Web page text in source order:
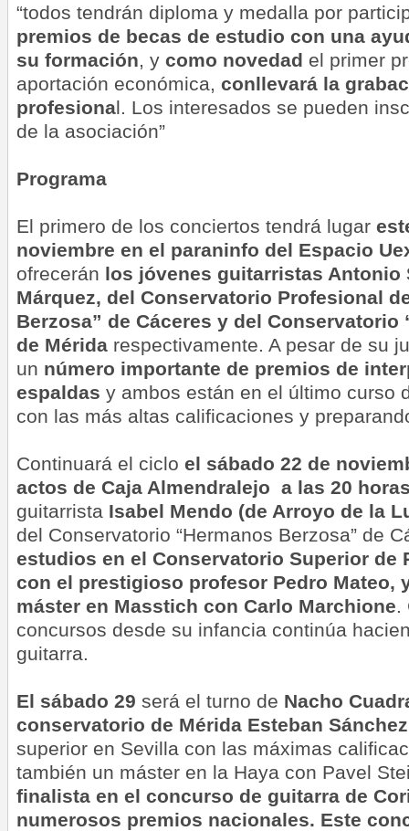
“todos tendrán diploma y medalla por
premios de becas de estudio con una
su formación, y como novedad el primer
aportación económica, conllevará la
profesional. Los interesados se pueden
de la asociación”
Programa
El primero de los conciertos tendrá lugar
noviembre en el paraninfo del Espacio
ofrecerán los jóvenes guitarristas Antonio
Márquez, del Conservatorio Profesional
Berzosa” de Cáceres y del Conservatorio
de Mérida respectivamente. A pesar de su
un número importante de premios de
espaldas y ambos están en el último curso
con las más altas calificaciones y
Continuará el ciclo el sábado 22 de
actos de Caja Almendralejo a las 20
guitarrista Isabel Mendo (de Arroyo de la
del Conservatorio “Hermanos Berzosa” de
estudios en el Conservatorio Superior de
con el prestigioso profesor Pedro Mateo,
máster en Masstich con Carlo Marchione.
concursos desde su infancia continúa
guitarra.
El sábado 29 será el turno de Nacho
conservatorio de Mérida Esteban
superior en Sevilla con las máximas
también un máster en la Haya con Pavel
finalista en el concurso de guitarra de
numerosos premios nacionales. Este